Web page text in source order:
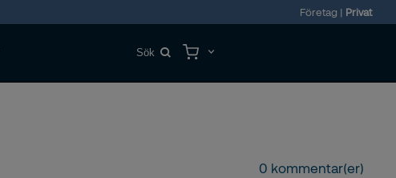
Företag | Privat
0 kommentar(er)